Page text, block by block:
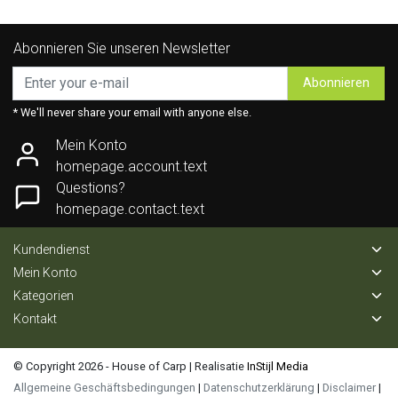
Abonnieren Sie unseren Newsletter
Abonnieren
* We'll never share your email with anyone else.
Mein Konto
homepage.account.text
Questions?
homepage.contact.text
Kundendienst
Mein Konto
Kategorien
Kontakt
© Copyright 2026 - House of Carp | Realisatie InStijl Media
Allgemeine Geschäftsbedingungen | Datenschutzerklärung | Disclaimer |